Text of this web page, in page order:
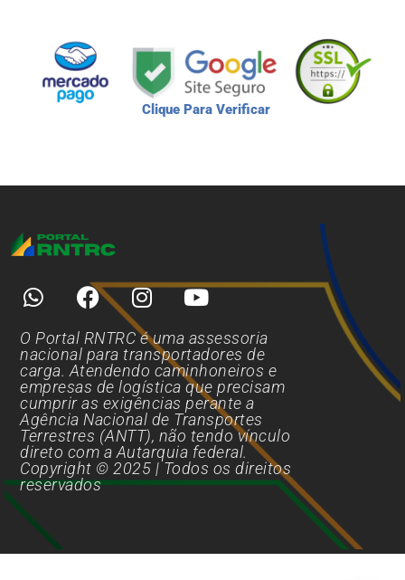
Clique Para Verificar
O Portal RNTRC é uma assessoria
nacional para transportadores de
carga. Atendendo caminhoneiros e
empresas de logística que precisam
cumprir as exigências perante a
Agência Nacional de Transportes
Terrestres (ANTT), não tendo vínculo
direto com a Autarquia federal.
Copyright © 2025 | Todos os direitos
reservados